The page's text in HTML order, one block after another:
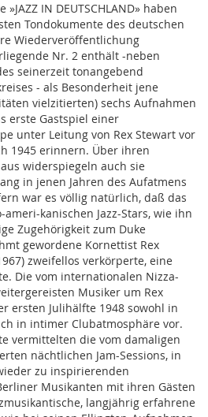
IN DEUTSCHLAND» haben
Tondokumente des deutschen
Wiederveröffentlichung
Nr. 2 enthält -neben
seinerzeit tonangebend
- als Besonderheit jene
vielzitierten) sechs Aufnahmen
erste Gastspiel einer
unter Leitung von Rex Stewart vor
1945 erinnern. Über ihren
widerspiegeln auch sie
in jenen Jahren des Aufatmens
war es völlig natürlich, daß das
kanischen Jazz-Stars, wie ihn
Zugehörigkeit zum Duke
gewordene Kornettist Rex
zweifellos verkörperte, eine
Die vom internationalen Nizza-
Musiker um Rex
ersten Julihälfte 1948 sowohl in
in intimer Clubatmosphäre vor.
vermittelten die vom damaligen
nächtlichen Jam-Sessions, in
zu inspirierenden
Musikanten mit ihren Gästen
langjährig erfahrene